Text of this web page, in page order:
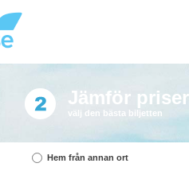
Jämför priser
välj den bästa biljetten
Hem från annan ort